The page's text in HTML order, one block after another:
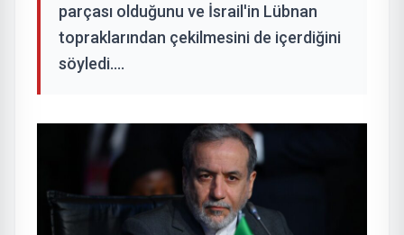
parçası olduğunu ve İsrail'in Lübnan
topraklarından çekilmesini de içerdiğini
söyledi....